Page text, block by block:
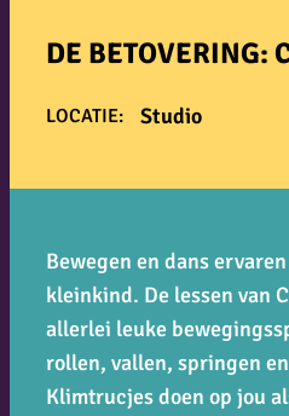
Bewegen en dans
kleinkind. De lessen van
allerlei leuke
rollen, vallen, springen
Klimtrucjes doen op jou
DE BETOVERING:
LOCATIE: Studio